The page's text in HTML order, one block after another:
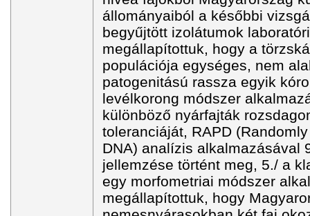
állományaiból a későbbi
begyűjtött izolátumok
megállapítottuk, hogy a
populációja egységes, nem
patogenitású rassza egyik
levélkorong módszer
különböző nyárfajták
toleranciáját, RAPD
DNA) analízis alkalmazásával
jellemzése történt meg, 5./ a
egy morfometriai módszer
megállapítottuk, hogy